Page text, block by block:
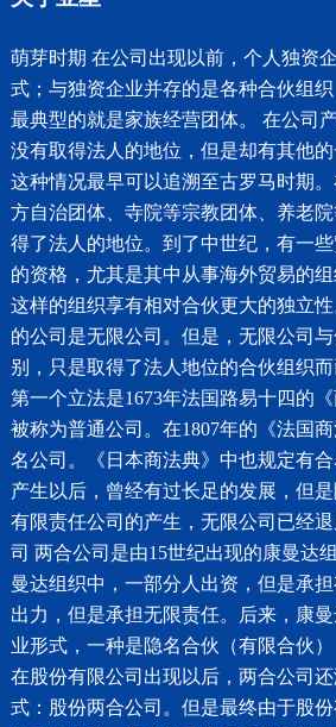
萌芽时期 在公司出现以前，个人独资
式；与独资企业并存的是各种合伙组
最典型的就是家族经营团体。 在公司
没有取得法人的地位，但是却有其他的
这种情况最早可以追溯至古罗马时期
方自治团体、寺院等宗教团体、养老
得了法人的地位。到了中世纪，有一
的资格，尤其是其中从事海外贸易的组
这样的组织享有相对合伙更大的独立
的公司是无限公司。但是，无限公司
别，只是取得了法人地位的合伙组织
第一个立法是1673年法国路易十四的
被称为普通公司。在1807年的《法国
名公司。《日本商法典》中也规定有
产生以后，曾经有过长足的发展，但
有限责任公司的产生，无限公司已经
司 两合公司是由15世纪出现的康曼达
曼达组织中，一部分人出资，但是承
出力，但是承担无限责任。后来，康
业形式，一种是隐名合伙（有限合伙）
在股份有限公司出现以后，两合公司
式：股份两合公司。但是最终由于股